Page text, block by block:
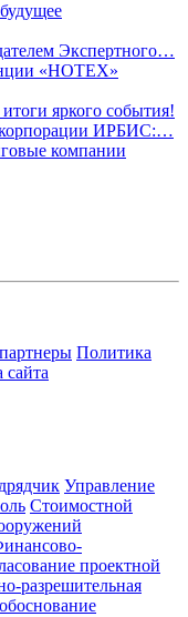
Экспертного…
«НОТЕХ»
яркого события!
ИРБИС:…
компании
Политика
сайта
Управление
Стоимостной
проектной
разрешительная